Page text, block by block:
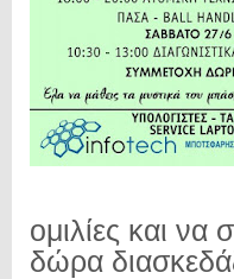
ομιλίες και
δώρα